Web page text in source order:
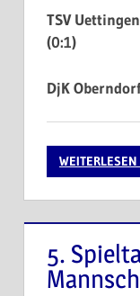
TSV
(0:1)
DjK
WEITERLESEN
5.